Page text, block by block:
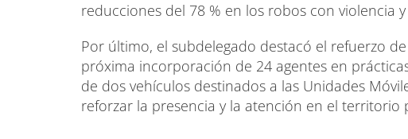
reducciones del 78 % en los robos con violencia
Por último, el subdelegado destacó el refuerzo
próxima incorporación de 24 agentes en
de dos vehículos destinados a las Unidades
reforzar la presencia y la atención en el territorio